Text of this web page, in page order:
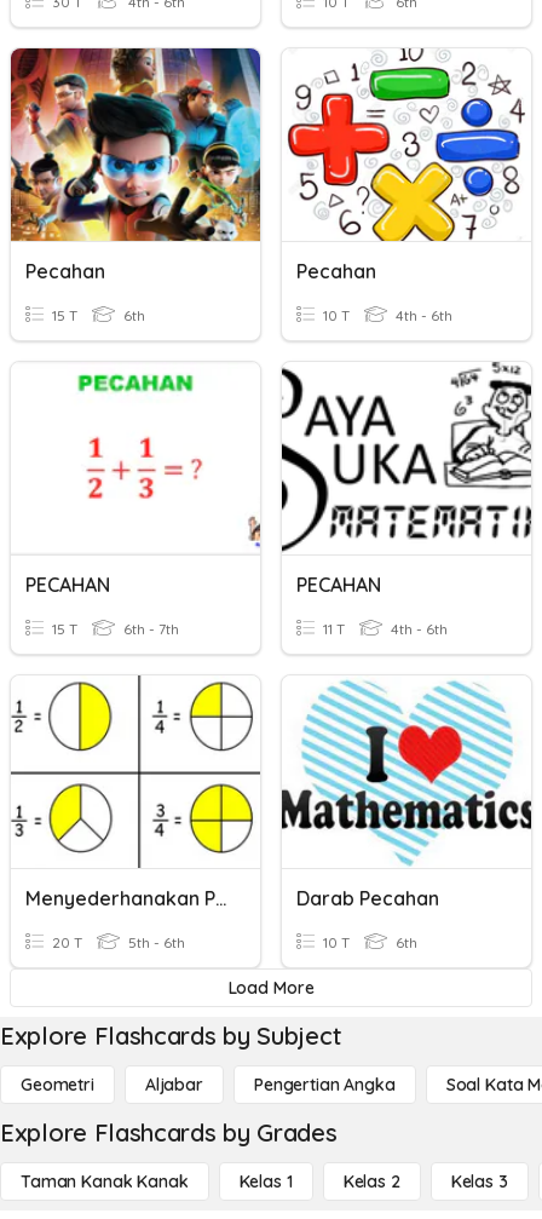
Pecahan
15 T 6th
Pecahan
10 T 4th - 6th
PECAHAN
15 T 6th - 7th
PECAHAN
11 T 4th - 6th
Menyederhanakan PEcahan
20 T 5th - 6th
Darab Pecahan
10 T 6th
Load More
Explore Flashcards by Subject
Geometri Aljabar Pengertian Angka Soal Kata
Explore Flashcards by Grades
Taman Kanak Kanak Kelas 1 Kelas 2 Kelas 3